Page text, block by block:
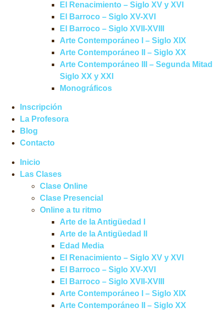
El Renacimiento – Siglo XV y XVI
El Barroco – Siglo XV-XVI
El Barroco – Siglo XVII-XVIII
Arte Contemporáneo I – Siglo XIX
Arte Contemporáneo II – Siglo XX
Arte Contemporáneo III – Segunda Mitad
Siglo XX y XXI
Monográficos
Inscripción
La Profesora
Blog
Contacto
Inicio
Las Clases
Clase Online
Clase Presencial
Online a tu ritmo
Arte de la Antigüedad I
Arte de la Antigüedad II
Edad Media
El Renacimiento – Siglo XV y XVI
El Barroco – Siglo XV-XVI
El Barroco – Siglo XVII-XVIII
Arte Contemporáneo I – Siglo XIX
Arte Contemporáneo II – Siglo XX